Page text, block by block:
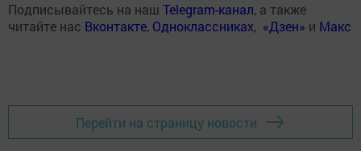
Подписывайтесь на наш Telegram-канал, а также
читайте нас Вконтакте, Одноклассниках, «Дзен» и Макс
Перейти на страницу новости